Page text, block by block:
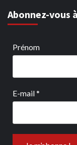
Abonnez-vous
Prénom
E-mail*